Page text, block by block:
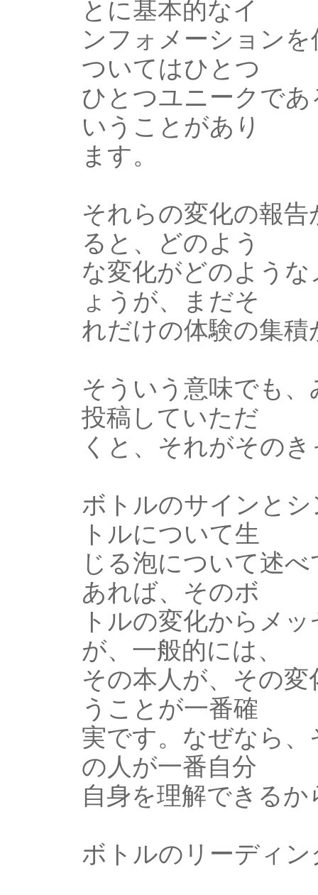
とに基本的なイ
ンフォメーション
ついてはひとつ
ひとつユニークで
いうことがあり
ます。
それらの変化の報
ると、どのよう
な変化がどのよう
ょうが、まだそ
れだけの体験の集
そういう意味でも
投稿していただ
くと、それがその
ボトルのサインと
トルについて生
じる泡について述
あれば、そのボ
トルの変化からメ
が、一般的には、
その本人が、その
うことが一番確
実です。なぜなら
の人が一番自分
自身を理解できるか
ボトルのリーディ